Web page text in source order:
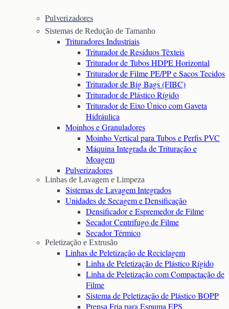
Pulverizadores
Sistemas de Redução de Tamanho
Trituradores Industriais
Triturador de Resíduos Têxteis
Triturador de Tubos HDPE Horizontal
Triturador de Filme PE/PP e Sacos Tecidos
Triturador de Big Bags (FIBC)
Triturador de Plástico Rígido
Triturador de Eixo Único com Gaveta
Hidráulica
Moinhos e Granuladores
Moinho Vertical para Tubos e Perfis PVC
Máquina Integrada de Trituração e
Moagem
Pulverizadores
Linhas de Lavagem e Limpeza
Sistemas de Lavagem Integrados
Unidades de Secagem e Densificação
Densificador e Espremedor de Filme
Secador Centrífugo de Filme
Secador Térmico
Peletização e Extrusão
Linhas de Peletização de Reciclagem
Linha de Peletização de Plástico Rígido
Linha de Peletização com Compactação de
Filme
Sistema de Peletização de Plástico BOPP
Prensa Fria para Espuma EPS